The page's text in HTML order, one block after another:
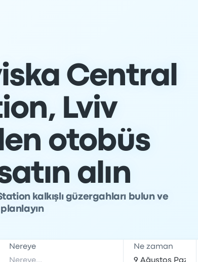
Central
Lviv
otobüs
alın
kalkışlı güzergahları bulun ve
Nereye Ne zaman